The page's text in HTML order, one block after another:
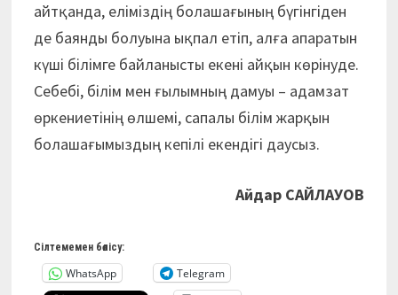
айтқанда, еліміздің бола­шағының бүгінгіден
де баянды болуына ықпал етіп, алға апаратын
күші білімге байланысты екені айқын көрінуде.
Себебі, білім мен ғылымның дамуы – адамзат
өркениетінің өлшемі, сапалы білім жарқын
болашағымыздың кепілі екендігі даусыз.
Айдар САЙЛАУОВ
Сілтемемен бөлісу:
WhatsApp
Telegram